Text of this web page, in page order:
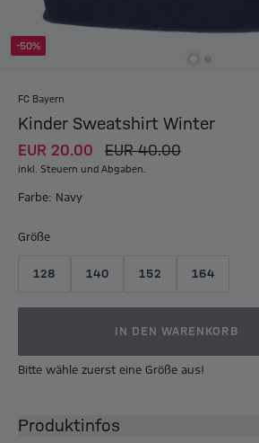
-50%
FC Bayern
Kinder Sweatshirt Winter
EUR 20.00 EUR 40.00
inkl. Steuern und Abgaben.
Farbe: Navy
Größe
128 140 152 164
IN DEN WARENKORB
Bitte wähle zuerst eine Größe aus!
Produktinfos